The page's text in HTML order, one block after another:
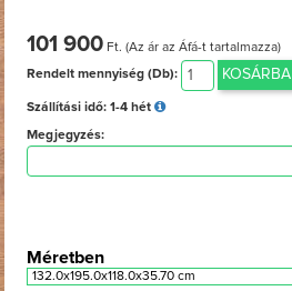
101 900 Ft. (Az ár az Áfá-t tartalmazza)
Rendelt mennyiség (Db):
KOSÁRBA
Szállítási idő: 1-4 hét
Megjegyzés:
Méretben